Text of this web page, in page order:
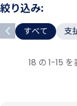
絞り込み:
資
料
すべて 支
18 の 1-15 を